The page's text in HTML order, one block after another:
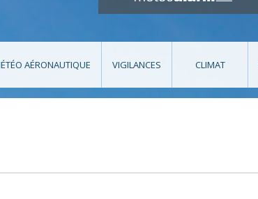
AÉRONAUTIQUE VIGILANCES CLIMAT